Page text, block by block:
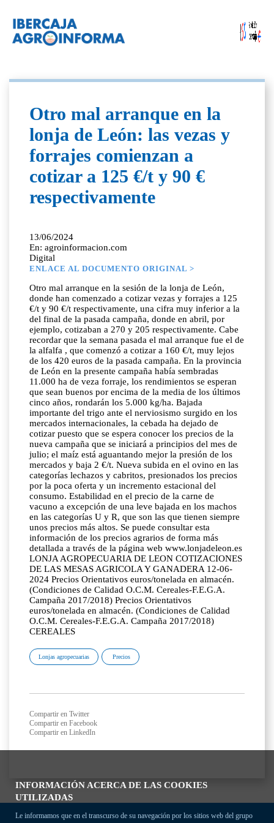
INFORMACIÓN ACERCA DE LAS COOKIES
UTILIZADAS
Le informamos que en el transcurso de su navegación por los sitios web del grupo
Otro mal arranque en la
lonja de León: las vezas y
forrajes comienzan a
cotizar a 125 €/t y 90 €
respectivamente
13/06/2024
En: agroinformacion.com
Digital
ENLACE AL DOCUMENTO ORIGINAL >
Otro mal arranque en la sesión de la lonja de León,
donde han comenzado a cotizar vezas y forrajes a 125
€/t y 90 €/t respectivamente, una cifra muy inferior a la
del final de la pasada campaña, donde en abril, por
ejemplo, cotizaban a 270 y 205 respectivamente. Cabe
recordar que la semana pasada el mal arranque fue el de
la alfalfa , que comenzó a cotizar a 160 €/t, muy lejos
de los 420 euros de la pasada campaña. En la provincia
de León en la presente campaña había sembradas
11.000 ha de veza forraje, los rendimientos se esperan
que sean buenos por encima de la media de los últimos
cinco años, rondarán los 5.000 kg/ha. Bajada
importante del trigo ante el nerviosismo surgido en los
mercados internacionales, la cebada ha dejado de
cotizar puesto que se espera conocer los precios de la
nueva campaña que se iniciará a principios del mes de
julio; el maíz está aguantando mejor la presión de los
mercados y baja 2 €/t. Nueva subida en el ovino en las
categorías lechazos y cabritos, presionados los precios
por la poca oferta y un incremento estacional del
consumo. Estabilidad en el precio de la carne de
vacuno a excepción de una leve bajada en los machos
en las categorías U y R, que son las que tienen siempre
unos precios más altos. Se puede consultar esta
información de los precios agrarios de forma más
detallada a través de la página web www.lonjadeleon.es
LONJA AGROPECUARIA DE LEON COTIZACIONES
DE LAS MESAS AGRICOLA Y GANADERA 12-06-
2024 Precios Orientativos euros/tonelada en almacén.
(Condiciones de Calidad O.C.M. Cereales-F.E.G.A.
Campaña 2017/2018) Precios Orientativos
euros/tonelada en almacén. (Condiciones de Calidad
O.C.M. Cereales-F.E.G.A. Campaña 2017/2018)
CEREALES
Lonjas agropecuarias Precios
Compartir en Twitter
Compartir en Facebook
Compartir en LinkedIn